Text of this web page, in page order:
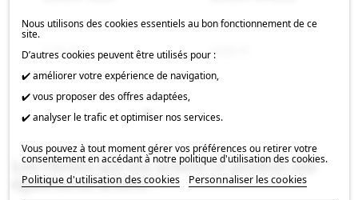
1,34 € 0,66 €
Les clients qui ont acheté ce produit ont
également acheté :
Nous utilisons des cookies essentiels au bon fonctionnement de ce
site.
D’autres cookies peuvent être utilisés pour :
✔️ améliorer votre expérience de navigation,
✔️ vous proposer des offres adaptées,
✔️ analyser le trafic et optimiser nos services.
Vous pouvez à tout moment gérer vos préférences ou retirer votre
consentement en accédant à notre politique d'utilisation des cookies.
Politique d'utilisation des cookies
Personnaliser les cookies